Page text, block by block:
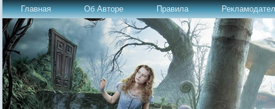
Главная Об Авторе Правила